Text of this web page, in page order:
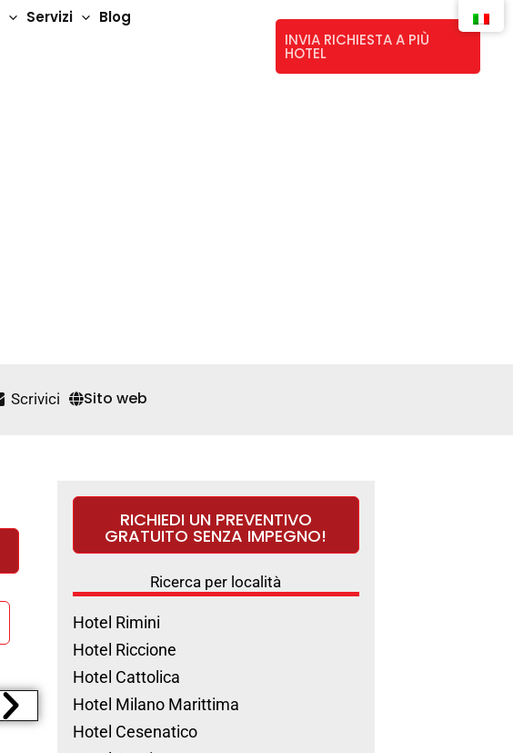
Servizi Blog
INVIA RICHIESTA A PIÙ
HOTEL
Scrivici Sito web
RICHIEDI UN PREVENTIVO
GRATUITO SENZA IMPEGNO!
Ricerca per località
Hotel Rimini
Hotel Riccione
Hotel Cattolica
Hotel Milano Marittima
Hotel Cesenatico